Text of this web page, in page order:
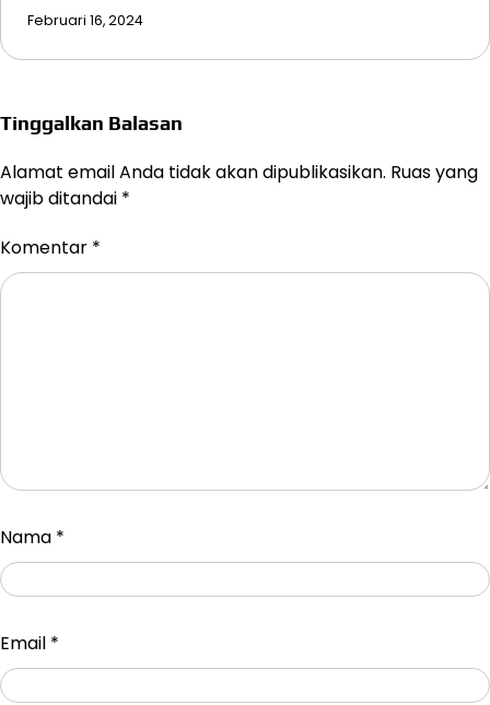
Februari 16, 2024
Tinggalkan Balasan
Alamat email Anda tidak akan dipublikasikan. Ruas yang
wajib ditandai *
Komentar *
Nama *
Email *